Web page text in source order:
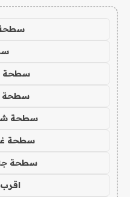
سطحة
سطحة
سطحة
سطحة
سطحة
سطحة